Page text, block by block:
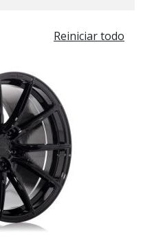
Reiniciar todo